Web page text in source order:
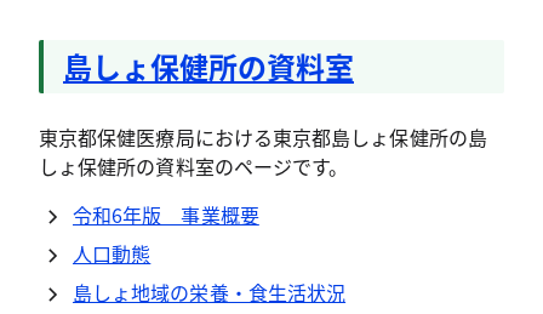
島しょ保健所の資料室
東京都保健医療局における東京都島しょ保健所の島
しょ保健所の資料室のページです。
令和6年版 事業概要
人口動態
島しょ地域の栄養・食生活状況